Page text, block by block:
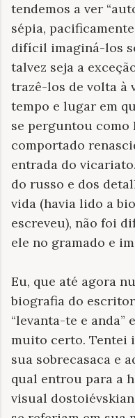
tendemos a ver
sépia,
difícil imaginá-los
talvez seja a
trazê-los de volta à
tempo e lugar em
se perguntou como
comportado
entrada do
do russo e dos
vida (havia lido a
escreveu), não foi
ele no gramado e
Eu, que até agora
biografia do
“levanta-te e anda”
muito certo. Tentei
sua sobrecasaca e
qual entrou para a
visual